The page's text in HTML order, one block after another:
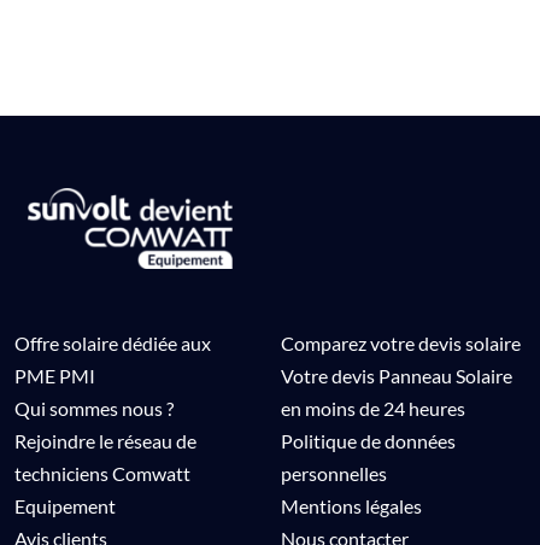
Offre solaire dédiée aux
PME PMI
Qui sommes nous ?
Rejoindre le réseau de
techniciens Comwatt
Equipement
Avis clients
Comparez votre devis solaire
Votre devis Panneau Solaire
en moins de 24 heures
Politique de données
personnelles
Mentions légales
Nous contacter